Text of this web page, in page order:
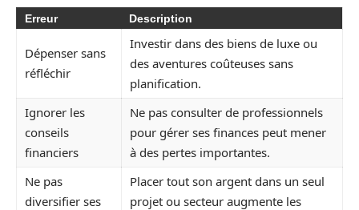
Erreur Description
Dépenser sans
réfléchir
Investir dans des biens de luxe ou
des aventures coûteuses sans
planification.
Ignorer les
conseils
financiers
Ne pas consulter de professionnels
pour gérer ses finances peut mener
à des pertes importantes.
Ne pas
diversifier ses
Placer tout son argent dans un seul
projet ou secteur augmente les